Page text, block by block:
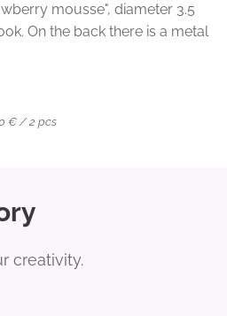
mousse", diameter 3.5
On the back there is a metal
€ / 2 pcs
creativity.